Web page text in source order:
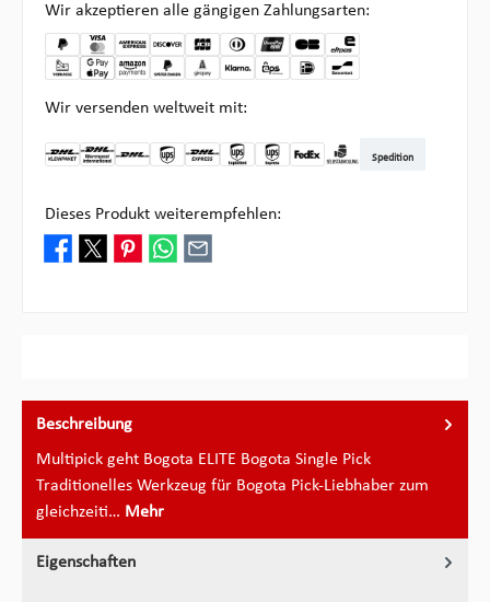
Wir akzeptieren alle gängigen Zahlungsarten:
Wir versenden weltweit mit:
Spedition
Dieses Produkt weiterempfehlen:
Beschreibung
Multipick geht Bogota ELITE Bogota Single Pick
Traditionelles Werkzeug für Bogota Pick-Liebhaber zum
gleichzeiti… Mehr
Eigenschaften